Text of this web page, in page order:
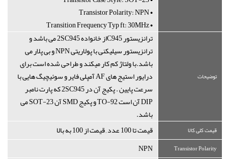
• Transistor Polarity: NPN
• Transition Frequency Typ ft: 30MHz
ترانزیستور C945از خانواده 2SC945 می باشد و
ترانزیستور سیلیکنی با پولاریتی NPN و بی پلار می
باشد.با ولتاژ کم کار میکند و طراحی شده است برای
درایور استیج های AF آمپلی فایر و سوئیچیگ هایی با
سرعت پایین . پکیج آن در 2SC945 که پارت نامبر
DIP آن است TO-92 و پکیج SMD آن SOT-23 می
باشد.
توضیحات
قیمت تا 100 عدد , قیمت از 100 به بالا قیمت کلی کالا
NPN Transistor Polarity